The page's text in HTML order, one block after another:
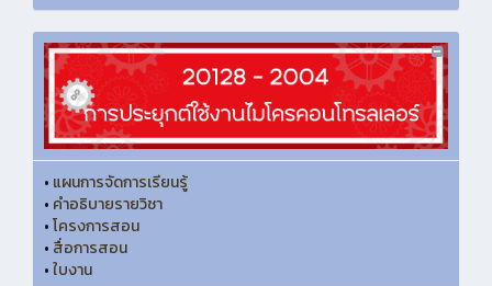
• แผนการจัดการเรียนรู้
• คำอธิบายรายวิชา
•โครงการสอน
• สื่อการสอน
•ใบงาน